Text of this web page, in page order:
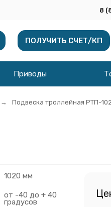
8
ПОЛУЧИТЬ СЧЕТ/КП
Приводы
Подвеска троллейная РТП-
1020 мм
от -40 до + 40
градусов